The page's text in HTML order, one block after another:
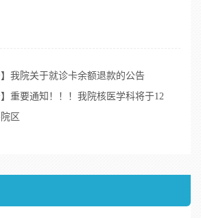
】我院关于就诊卡余额退款的公告
】重要通知！！！我院核医学科将于12
区